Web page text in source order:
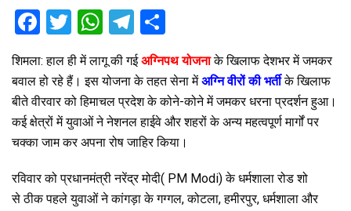
F
ce
b
o
o
k
T
wi
tt
er
W
at
s
A
p
p
T
el
e
gr
a
m
ar
e
शिमला: हाल ही में लागू की गईअग्निपथ योजना के खिलाफ देशभर में जमकर
बवाल हो रहे हैं। इस योजना के तहत सेना मेंअग्नि वीरों की भर्तीके खिलाफ
बीते वीरवार को हिमाचल प्रदेश के कोने-कोने में जमकर धरना प्रदर्शन हुआ।
कई क्षेत्रों में युवाओं ने नेशनल हाईवे और शहरों के अन्य महत्वपूर्ण मार्गों पर
चक्का जाम कर अपना रोष जाहिर किया।
रविवार को प्रधानमंत्री नरेंद्र मोदी( PM Modi) के धर्मशाला रोड शो
से ठीक पहले युवाओं ने कांगड़ा के गग्गल, कोटला, हमीरपुर, धर्मशाला और